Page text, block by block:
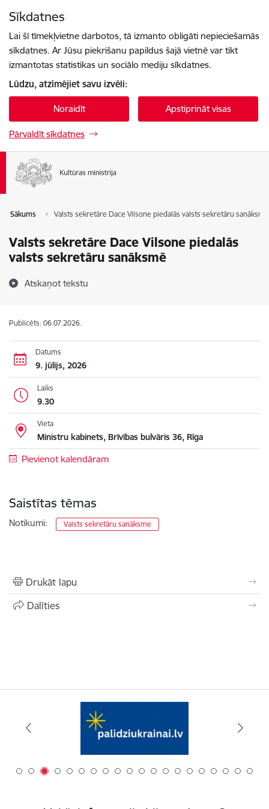
Sīkdatnes
Lai šī tīmekļvietne darbotos, tā izmanto obligāti nepieciešamās
sīkdatnes. Ar Jūsu piekrišanu papildus šajā vietnē var tikt
izmantotas statistikas un sociālo mediju sīkdatnes.
Lūdzu, atzīmējiet savu izvēli:
Noraidīt Apstiprināt visas
Pārvaldīt sīkdatnes
Sākums Valsts sekretāre Dace Vilsone piedalās valsts sekretāru sanāksmē
Valsts sekretāre Dace Vilsone piedalās
valsts sekretāru sanāksmē
Atskaņot tekstu
Publicēts: 06.07.2026.
Datums
9. jūlijs, 2026
Laiks
9.30
Vieta
Ministru kabinets, Brīvības bulvāris 36, Rīga
Pievienot kalendāram
Saistītas tēmas
Notikumi: Valsts sekretāru sanāksme
Drukāt lapu
Dalīties